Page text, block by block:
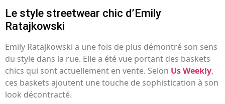
Le style streetwear chic d’Emily
Ratajkowski
Emily Ratajkowski a une fois de plus démontré son sens
du style dans la rue. Elle a été vue portant des baskets
chics qui sont actuellement en vente. Selon Us Weekly,
ces baskets ajoutent une touche de sophistication à son
look décontracté.